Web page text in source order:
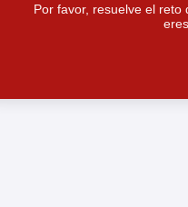
Por favor, resuelve el